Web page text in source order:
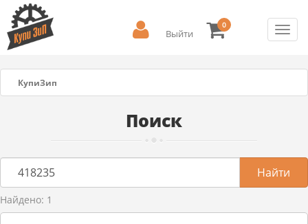
Выйти
0
КупиЗип
Поиск
Найдено: 1